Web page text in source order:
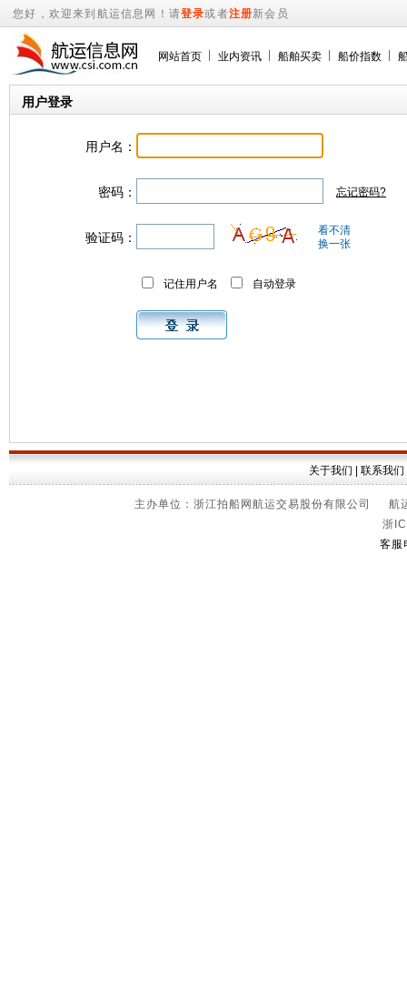
您好，欢迎来到航运信息网！请登录或者注册新会员
网站首页 业内资讯 船舶买卖 船价指数
用户登录
用户名：
密码： 忘记密码?
验证码：
看不清
换一张
记住用户名 自动登录
关于我们 联系我们
主办单位：浙江拍船网航运交易股份有限公司
浙
客服